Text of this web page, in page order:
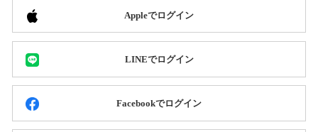
Appleでログイン
LINEでログイン
Facebookでログイン